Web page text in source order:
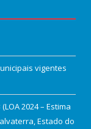
vigentes
(LOA 2024 – Estima
Estado do